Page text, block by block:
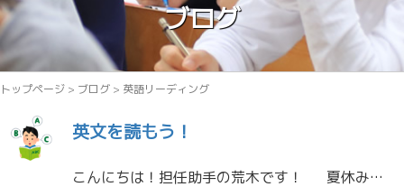
ブログ
トップページ > ブログ > 英語リーディング
英文を読もう！
こんにちは！担任助手の荒木です！ 夏休みが始まって2週間が経ちましたが、受講や演習、課題は順調に進んでいますか？今はイベントもやっているので、ぜひ計画的に頑張ってほしいです！ 今回は、共通テスト英語についてお話し […]